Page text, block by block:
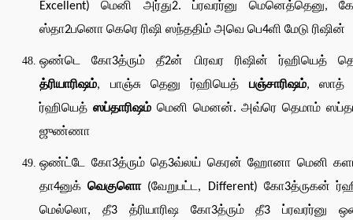
Excellent) மெனி அர்து2. ப்ரவரர்னு மெனெத்தெனு,
ஸ்தா2பனொ கெரெ ரிஷி ஸந்ததிம் அவெ பெ4ளி மேடு ரிஷின்
ஒண்டெ கோ3த்ரும் தீ2ன் பிரவர ரிஷின் ர்ஹியெத்
த்ரியாரிஷம், பாஞ்சு தெனு ர்ஹியெத் பஞ்சாரிஷம், ஸாத்
ர்ஹியெத் ஸப்தாரிஷம்மெனி மெனன். அவ்ரெ தெமாம்
ஜுண்ணா
ஒண்ட்டே கோ3த்ரும் தெ3வ்லய் கெரன் ஹோனா மெனி
தா4னுக்வெகுளொ(வேறுபட்ட, Different) கோ3த்ருகன்
மெல்லொ, தீ3 த்ரியாரிஷ கோ3த்ரும் தீ3 ப்ரவரர்னு